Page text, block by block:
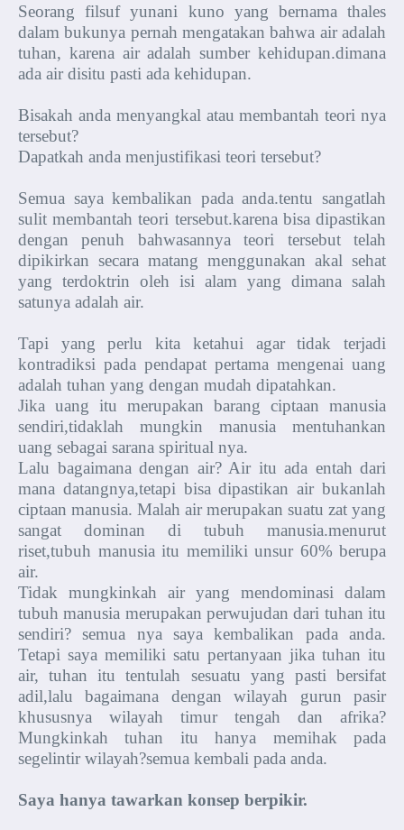
Seorang filsuf yunani kuno yang bernama thales
dalam bukunya pernah mengatakan bahwa air adalah
tuhan, karena air adalah sumber kehidupan.dimana
ada air disitu pasti ada kehidupan.
Bisakah anda menyangkal atau membantah teori nya
tersebut?
Dapatkah anda menjustifikasi teori tersebut?
Semua saya kembalikan pada anda.tentu sangatlah
sulit membantah teori tersebut.karena bisa dipastikan
dengan penuh bahwasannya teori tersebut telah
dipikirkan secara matang menggunakan akal sehat
yang terdoktrin oleh isi alam yang dimana salah
satunya adalah air.
Tapi yang perlu kita ketahui agar tidak terjadi
kontradiksi pada pendapat pertama mengenai uang
adalah tuhan yang dengan mudah dipatahkan.
Jika uang itu merupakan barang ciptaan manusia
sendiri,tidaklah mungkin manusia mentuhankan
uang sebagai sarana spiritual nya.
Lalu bagaimana dengan air? Air itu ada entah dari
mana datangnya,tetapi bisa dipastikan air bukanlah
ciptaan manusia. Malah air merupakan suatu zat yang
sangat dominan di tubuh manusia.menurut
riset,tubuh manusia itu memiliki unsur 60% berupa
air.
Tidak mungkinkah air yang mendominasi dalam
tubuh manusia merupakan perwujudan dari tuhan itu
sendiri? semua nya saya kembalikan pada anda.
Tetapi saya memiliki satu pertanyaan jika tuhan itu
air, tuhan itu tentulah sesuatu yang pasti bersifat
adil,lalu bagaimana dengan wilayah gurun pasir
khususnya wilayah timur tengah dan afrika?
Mungkinkah tuhan itu hanya memihak pada
segelintir wilayah?semua kembali pada anda.
Saya hanya tawarkan konsep berpikir.